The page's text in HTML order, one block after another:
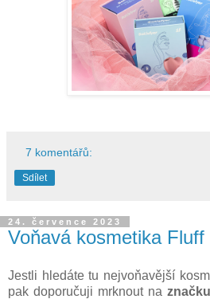
7 komentářů:
Sdílet
24. července 2023
Voňavá kosmetika Fluff
Jestli hledáte tu nejvoňavější
pak doporučuji mrknout na